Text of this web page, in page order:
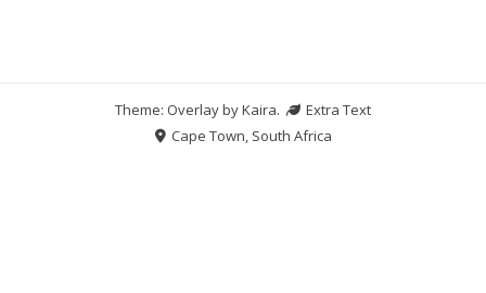
Theme: Overlay byKaira.
Extra Text
Cape Town, South Africa